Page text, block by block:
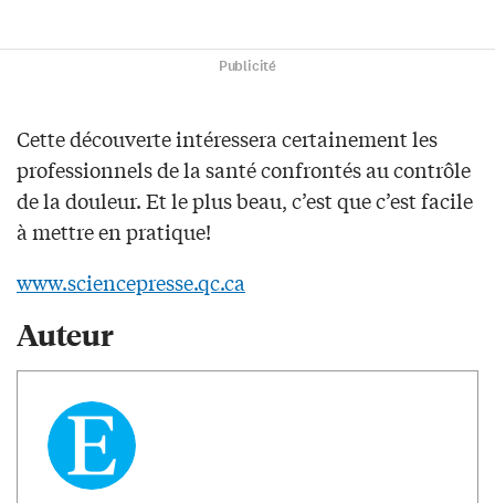
Publicité
Cette découverte intéressera certainement les
professionnels de la santé confrontés au contrôle
de la douleur. Et le plus beau, c’est que c’est facile
à mettre en pratique!
www.sciencepresse.qc.ca
Auteur